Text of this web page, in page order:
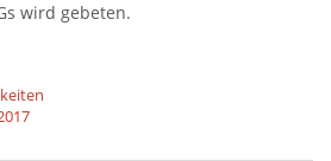
wird gebeten.